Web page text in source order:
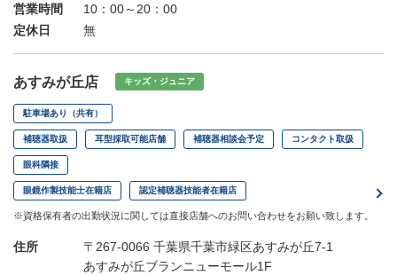
営業時間
10：00～20：00
定休日
無
あすみが丘店 キッズ・ジュニア
駐車場あり（共有）
補聴器取扱 耳型採取可能店舗 補聴器相談会予定 コンタクト取扱
眼科隣接
眼鏡作製技能士在籍店 認定補聴器技能者在籍店
※資格保有者の出勤状況に関しては直接店舗へのお問い合わせをお願い致します。
住所
〒267-0066 千葉県千葉市緑区あすみが丘7-1
あすみが丘ブランニューモール1F